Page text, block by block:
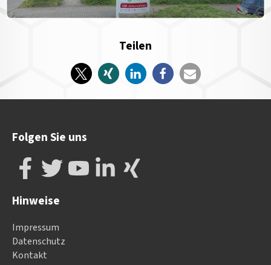
Teilen
Folgen Sie uns
Hinweise
Impressum
Datenschutz
Kontakt